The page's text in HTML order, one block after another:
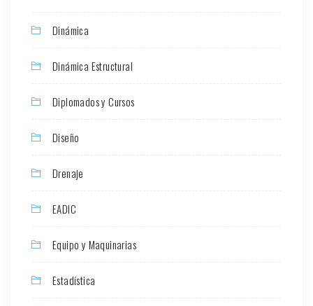
Dinámica
Dinámica Estructural
Diplomados y Cursos
Diseño
Drenaje
EADIC
Equipo y Maquinarias
Estadística